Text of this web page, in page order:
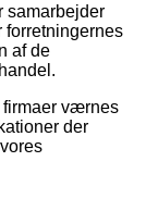
samarbejder
forretningernes
af de
firmaer værnes
der